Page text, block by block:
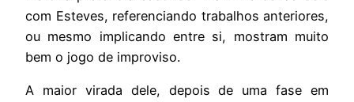
com Esteves, referenciando trabalhos anteriores,
ou mesmo implicando entre si, mostram muito
bem o jogo de improviso.
A maior virada dele, depois de uma fase em